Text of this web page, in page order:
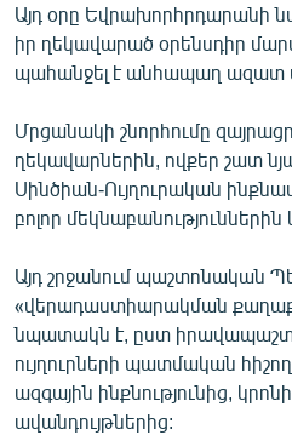
ՀԵՏԵՎԵՔ ՄԵԶ
«Ազատության» բոլոր
Այդ օրը Եվրախորհրդարանի
իր ղեկավարած օրենսդիր
պահանջել է անհապաղ ազատ
Մրցանակի շնորհումը
ղեկավարներին, ովքեր շատ
Սինծիան-Ույղուրական
բոլոր
Այդ շրջանում պաշտոնական
«վերադաստիարակման
նպատակն է, ըստ
ույղուրների պատմական
ազգային ինքնությունից,
ավանդույթներից: